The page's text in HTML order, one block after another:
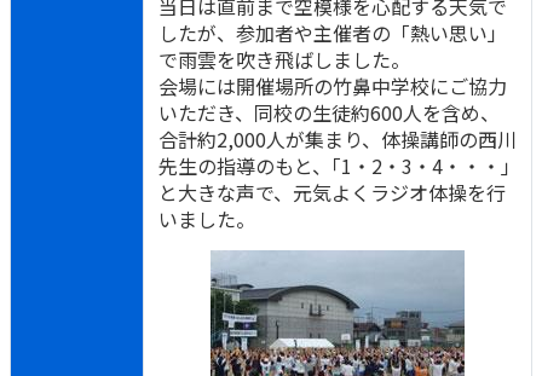
当日は直前まで空模様を心配する天気で
したが、参加者や主催者の「熱い思い」
で雨雲を吹き飛ばしました。
会場には開催場所の竹鼻中学校にご協力
いただき、同校の生徒約600人を含め、
合計約2,000人が集まり、体操講師の西川
先生の指導のもと、｢1・2・3・4・・・｣
と大きな声で、元気よくラジオ体操を行
いました。